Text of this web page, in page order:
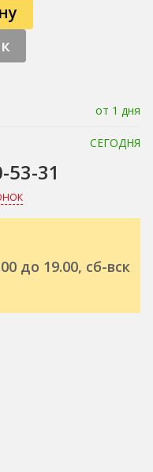
от 1 дня
СЕГОДНЯ
53-31
до 19.00, сб-вск